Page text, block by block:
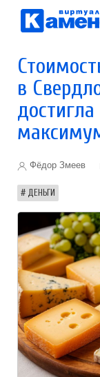
в
Фёдор Змеев
ДЕНЬГИ